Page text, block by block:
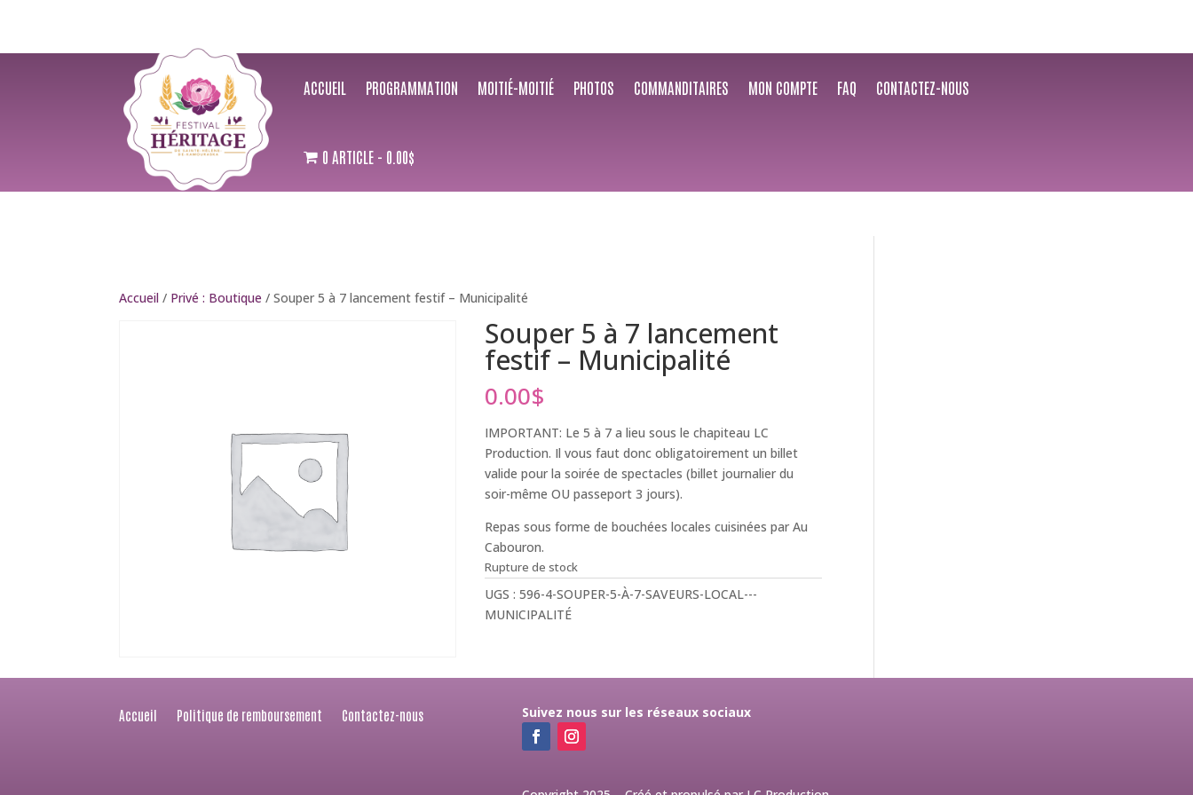
ACCUEIL PROGRAMMATION MOITIÉ-MOITIÉ PHOTOS COMMANDITAIRES MON COMPTE FAQ CONTACTEZ-NOUS
0 ARTICLE 0.00$
Accueil / Privé : Boutique / Souper 5 à 7 lancement festif – Municipalité
Souper 5 à 7 lancement
festif – Municipalité
0.00$
IMPORTANT: Le 5 à 7 a lieu sous le chapiteau LC
Production. Il vous faut donc obligatoirement un billet
valide pour la soirée de spectacles (billet journalier du
soir-même OU passeport 3 jours).
Repas sous forme de bouchées locales cuisinées par Au
Cabouron.
Rupture de stock
UGS :596-4-SOUPER-5-À-7-SAVEURS-LOCAL---
MUNICIPALITÉ
Accueil Politique de remboursement Contactez-nous Suivez nous sur les réseaux sociaux